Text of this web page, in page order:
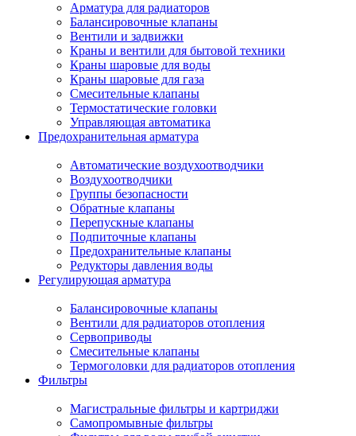
Арматура для радиаторов
Балансировочные клапаны
Вентили и задвижки
Краны и вентили для бытовой техники
Краны шаровые для воды
Краны шаровые для газа
Смесительные клапаны
Термостатические головки
Управляющая автоматика
Предохранительная арматура
Автоматические воздухоотводчики
Воздухоотводчики
Группы безопасности
Обратные клапаны
Перепускные клапаны
Подпиточные клапаны
Предохранительные клапаны
Редукторы давления воды
Регулирующая арматура
Балансировочные клапаны
Вентили для радиаторов отопления
Сервоприводы
Смесительные клапаны
Термоголовки для радиаторов отопления
Фильтры
Магистральные фильтры и картриджи
Самопромывные фильтры